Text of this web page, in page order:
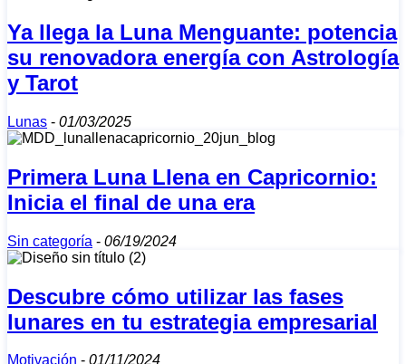
Ya llega la Luna Menguante: potencia
su renovadora energía con Astrología
y Tarot
Lunas - 01/03/2025
Primera Luna Llena en Capricornio:
Inicia el final de una era
Sin categoría - 06/19/2024
Descubre cómo utilizar las fases
lunares en tu estrategia empresarial
Motivación - 01/11/2024